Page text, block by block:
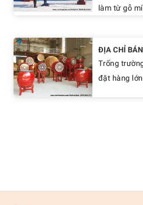
làm từ gỗ
ĐỊA CHỈ BÁN
Trống
đặt hàng